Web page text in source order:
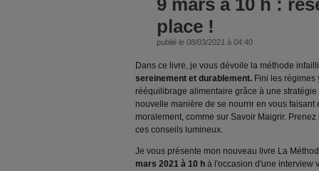
9 mars à 10 h :
place !
publié le 08/03/2021 à 04:40
Dans ce livre, je vous dévoile la méthode
sereinement et durablement. Fini les régimes
rééquilibrage alimentaire grâce à une
nouvelle manière de se nourrir en vous faisant
moralement, comme sur Savoir Maigrir.
ces conseils lumineux.
Je vous présente mon nouveau livre La
mars 2021 à 10 h à l'occasion d'une interview